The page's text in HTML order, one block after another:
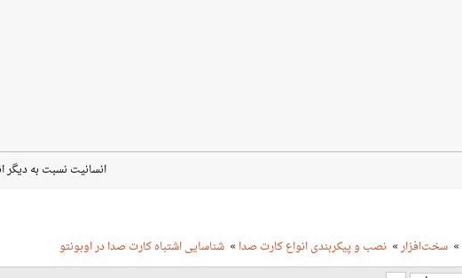
انسانیت نسبت به دیگر
» سخت‌افزار» نصب و پیکربندی انواع کارت صدا» شناسایی اشتباه کارت صدا در اوبونتو